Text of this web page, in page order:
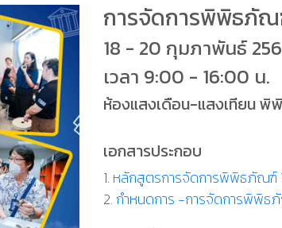
การจัดการพิพิธภัณ
18 - 20 กุมภาพันธ์
เวลา 9:00 - 16:00 น.
ห้องแสงเดือน-แสงเทียน พิ
เอกสารประกอบ
1. หลักสูตรการจัดการพิพิธภัณฑ์
2. กำหนดการ -การจัดการพิพิธ